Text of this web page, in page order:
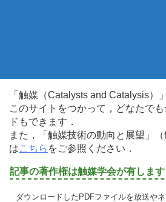
「触媒（Catalysts and Catalysis
このサイトをつかって，どなたで
ドもできます．
また，「触媒技術の動向と展望」
はこちら をご参照ください．
記事の著作権は触媒学会が有します
ダウンロードしたPDFファイルを放送や